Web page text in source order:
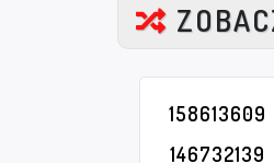
158613609
146732139